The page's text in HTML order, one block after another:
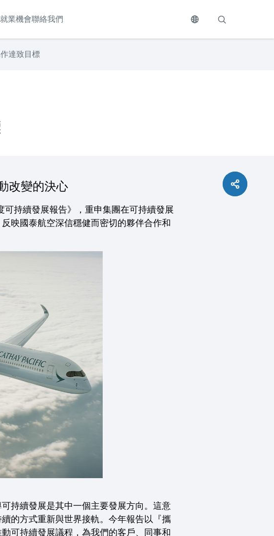
就業機會聯絡我們
達致目標
改變的決心
可持續發展報告》，重申集團在可持續發展
映國泰航空深信穩健而密切的夥伴合作和
持續發展是其中一個主要發展方向。這意
的方式重新與世界接軌。今年報告以『攜
可持續發展議程，為我們的客戶、同事和